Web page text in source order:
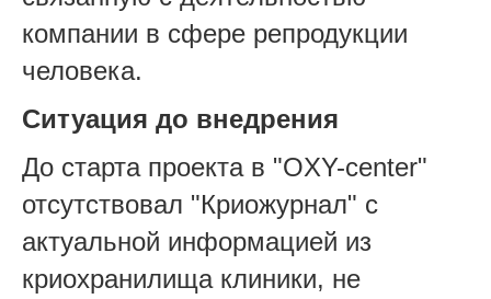
компании в сфере репродукции
человека.
Ситуация до внедрения
До старта проекта в "OXY-center"
отсутствовал "Криожурнал" с
актуальной информацией из
криохранилища клиники, не